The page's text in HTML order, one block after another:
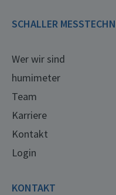
SCHALLER
Wer wir sind
humimeter
Team
Karriere
Kontakt
Login
KONTAKT